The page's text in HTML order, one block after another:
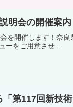
明会の開催案内
開催します！奈
ーをご用意させ...
第117回新技